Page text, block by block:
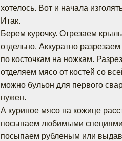
хотелось. Вот и начала
Итак.
Берем курочку. Отрезаем
отдельно. Аккуратно
по косточкам на ножкам.
отделяем мясо от костей со
можно бульон для первого
нужен.
А куриное мясо на кожице
посыпаем любимыми
посыпаем рубленым или